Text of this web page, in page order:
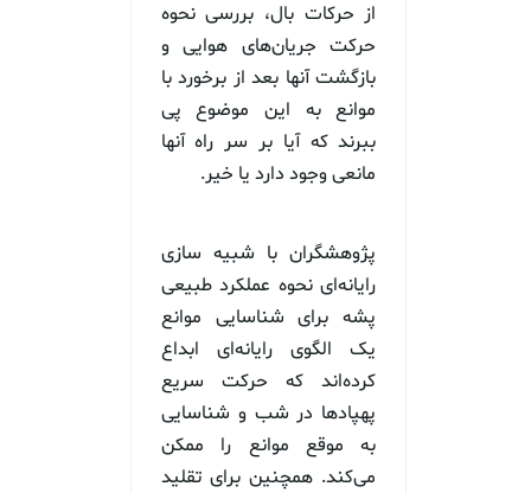
از حرکات بال، بررسی نحوه
حرکت جریان‌های هوایی و
بازگشت آنها بعد از برخورد با
موانع به این موضوع پی
ببرند که آیا بر سر راه آنها
مانعی وجود دارد یا خیر.
پژوهشگران با شبیه سازی
رایانه‌ای نحوه عملکرد طبیعی
پشه برای شناسایی موانع
یک الگوی رایانه‌ای ابداع
کرده‌اند که حرکت سریع
پهپادها در شب و شناسایی
به موقع موانع را ممکن
می‌کند. همچنین برای تقلید